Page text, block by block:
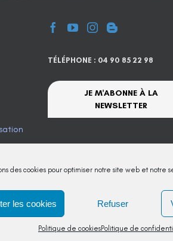
des cookies pour optimiser notre site web et notre
les cookies Refuser
Politique de cookiesPolitique de
TÉLÉPHONE : 04 90 85 22 98
JE M'ABONNE À LA
NEWSLETTER